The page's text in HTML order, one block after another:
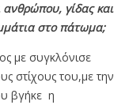
γίδας και
στο πάτωμα;
με συγκλόνισε
στίχους του,με την
βγήκε η